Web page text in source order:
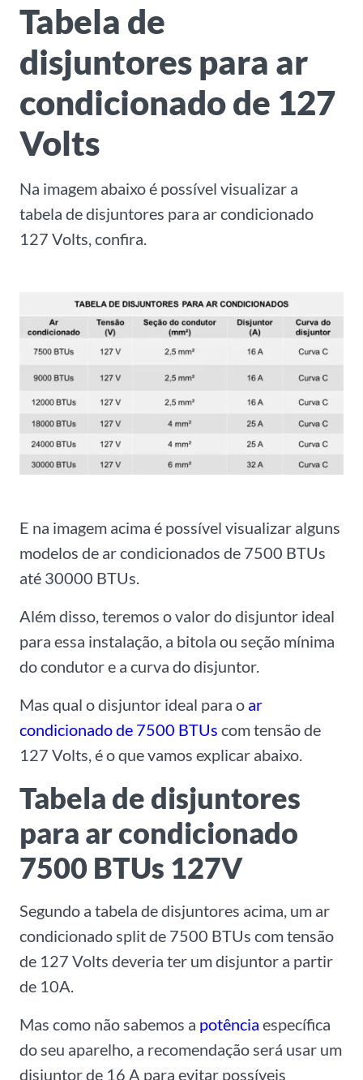
Tabela de
disjuntores para ar
condicionado de 127
Volts
Na imagem abaixo é possível visualizar a
tabela de disjuntores para ar condicionado
127 Volts, confira.
E na imagem acima é possível visualizar alguns
modelos de ar condicionados de 7500 BTUs
até 30000 BTUs.
Além disso, teremos o valor do disjuntor ideal
para essa instalação, a bitola ou seção mínima
do condutor e a curva do disjuntor.
Mas qual o disjuntor ideal para o ar
condicionado de 7500 BTUs com tensão de
127 Volts, é o que vamos explicar abaixo.
Tabela de disjuntores
para ar condicionado
7500 BTUs 127V
Segundo a tabela de disjuntores acima, um ar
condicionado split de 7500 BTUs com tensão
de 127 Volts deveria ter um disjuntor a partir
de 10A.
Mas como não sabemos a potência específica
do seu aparelho, a recomendação será usar um
disjuntor de 16 A para evitar possíveis